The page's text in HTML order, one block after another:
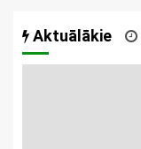
Aktuālākie